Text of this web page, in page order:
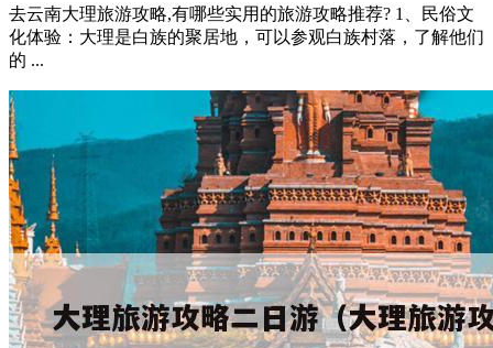
去云南大理旅游攻略,有哪些实用的旅游攻略推荐? 1、民俗文
化体验：大理是白族的聚居地，可以参观白族村落，了解他们
的 ...